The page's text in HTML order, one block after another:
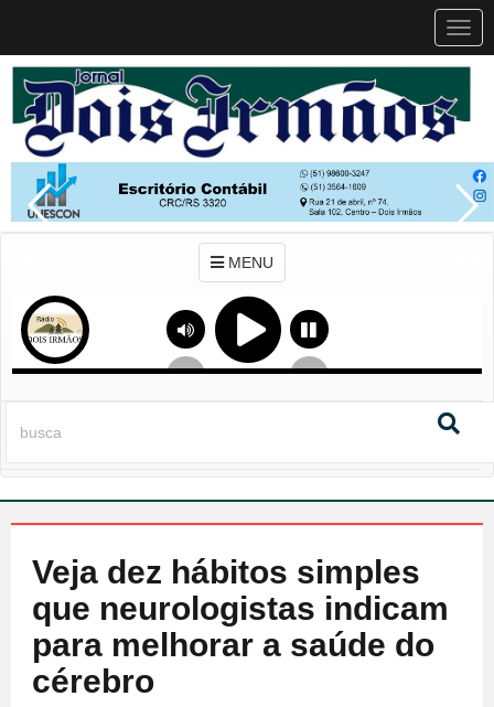
MENU
Veja dez hábitos simples
que neurologistas indicam
para melhorar a saúde do
cérebro